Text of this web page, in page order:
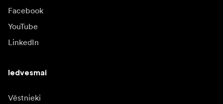
Facebook
YouTube
LinkedIn
Iedvesmai
Vēstnieki